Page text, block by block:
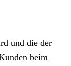
und die der
beim